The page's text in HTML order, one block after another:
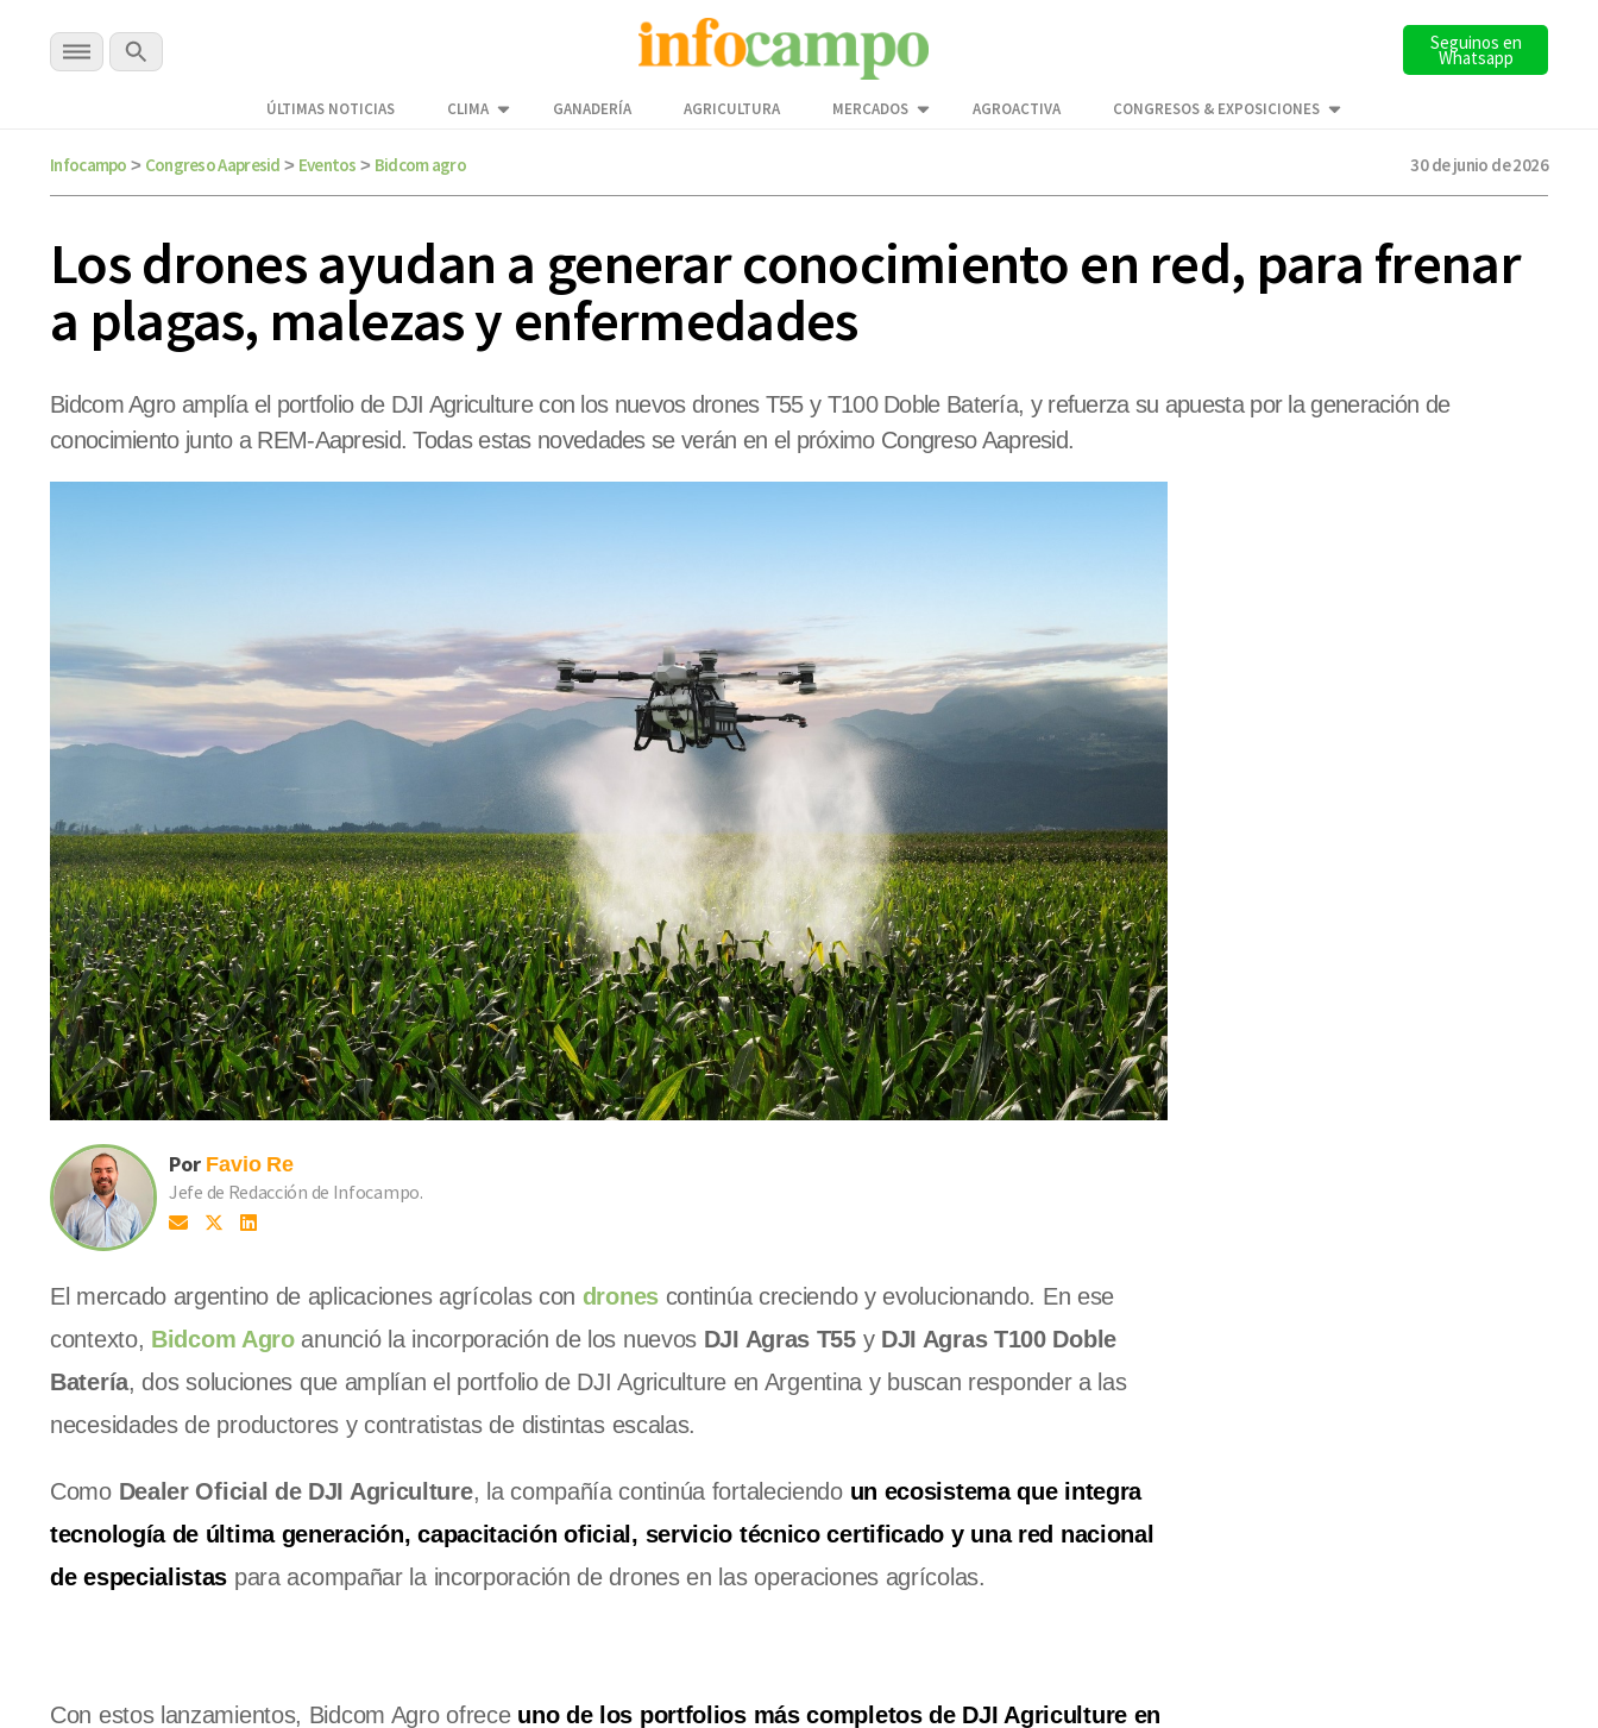
Seguinos en
Whatsapp
ÚLTIMAS NOTICIAS CLIMA GANADERÍA AGRICULTURA MERCADOS AGROACTIVA CONGRESOS & EXPOSICIONES
Infocampo > Congreso Aapresid > Eventos > Bidcom agro 30 de junio de 2026
Los drones ayudan a generar conocimiento en red, para frenar
a plagas, malezas y enfermedades
Bidcom Agro amplía el portfolio de DJI Agriculture con los nuevos drones T55 y T100 Doble Batería, y refuerza su apuesta por la generación de
conocimiento junto a REM-Aapresid. Todas estas novedades se verán en el próximo Congreso Aapresid.
Por Favio Re
Jefe de Redacción de Infocampo.
El mercado argentino de aplicaciones agrícolas con dronescontinúa creciendo y evolucionando. En ese
contexto, Bidcom Agroanunció la incorporación de los nuevos DJI Agras T55y DJI Agras T100 Doble
Batería, dos soluciones que amplían el portfolio de DJI Agriculture en Argentina y buscan responder a las
necesidades de productores y contratistas de distintas escalas.
Como Dealer Oficial de DJI Agriculture, la compañía continúa fortaleciendo un ecosistema que integra
tecnología de última generación, capacitación oficial, servicio técnico certificado y una red nacional
de especialistas para acompañar la incorporación de drones en las operaciones agrícolas.
Con estos lanzamientos, Bidcom Agro ofrece uno de los portfolios más completos de DJI Agriculture en